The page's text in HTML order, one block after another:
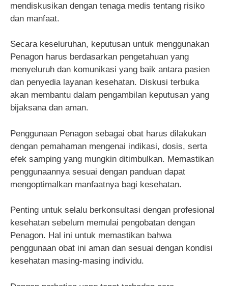
mendiskusikan dengan tenaga medis tentang risiko
dan manfaat.
Secara keseluruhan, keputusan untuk menggunakan
Penagon harus berdasarkan pengetahuan yang
menyeluruh dan komunikasi yang baik antara pasien
dan penyedia layanan kesehatan. Diskusi terbuka
akan membantu dalam pengambilan keputusan yang
bijaksana dan aman.
Penggunaan Penagon sebagai obat harus dilakukan
dengan pemahaman mengenai indikasi, dosis, serta
efek samping yang mungkin ditimbulkan. Memastikan
penggunaannya sesuai dengan panduan dapat
mengoptimalkan manfaatnya bagi kesehatan.
Penting untuk selalu berkonsultasi dengan profesional
kesehatan sebelum memulai pengobatan dengan
Penagon. Hal ini untuk memastikan bahwa
penggunaan obat ini aman dan sesuai dengan kondisi
kesehatan masing-masing individu.